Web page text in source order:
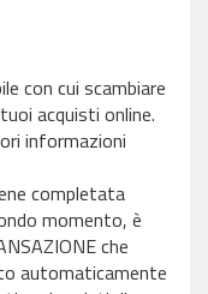
con cui scambiare
acquisti online.
informazioni
completata
momento, è
che
automaticamente